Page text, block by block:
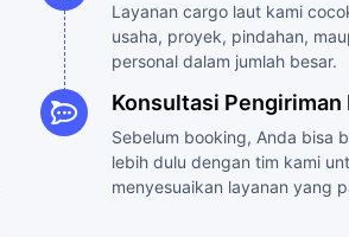
Layanan cargo laut kami
usaha, proyek, pindahan,
personal dalam jumlah besar.
Konsultasi Pengiriman
Sebelum booking, Anda bisa
lebih dulu dengan tim kami
menyesuaikan layanan yang